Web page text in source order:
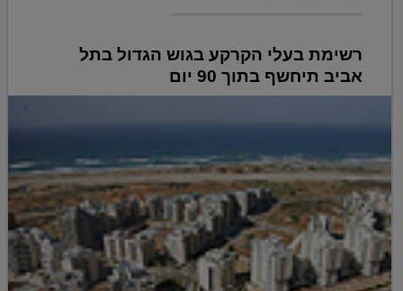
רשימת בעלי הקרקע בגוש הגדול בתל
אביב תיחשף בתוך 90 יום